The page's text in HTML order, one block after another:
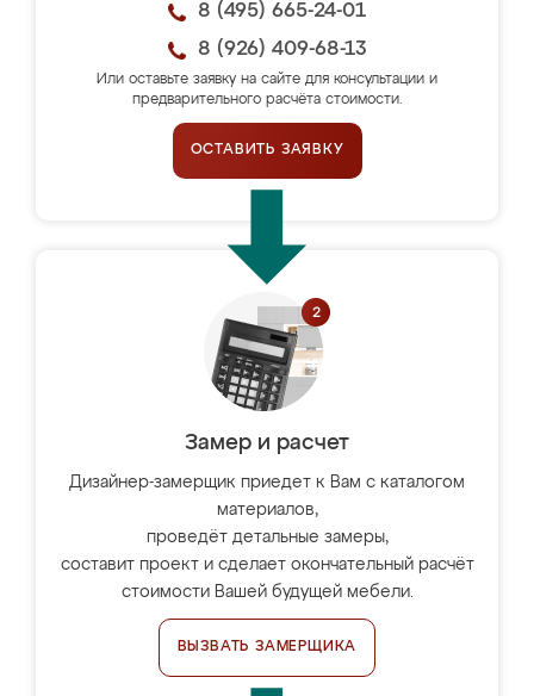
8 (495) 665-24-01
8 (926) 409-68-13
Или оставьте заявку на сайте для консультации и
предварительного расчёта стоимости.
ОСТАВИТЬ ЗАЯВКУ
Замер и расчет
Дизайнер-замерщик приедет к Вам с каталогом
материалов,
проведёт детальные замеры,
составит проект и сделает окончательный расчёт
стоимости Вашей будущей мебели.
ВЫЗВАТЬ ЗАМЕРЩИКА